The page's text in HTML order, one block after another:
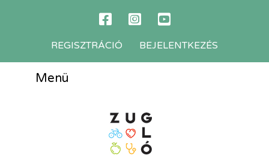
REGISZTRÁCIÓ BEJELENTKEZÉS
Menü